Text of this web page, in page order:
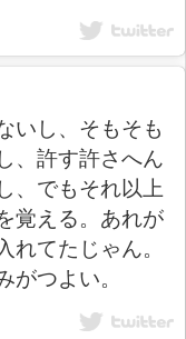
いし、そもそも
、許す許さへん
、でもそれ以上
覚える。あれが
てたじゃん。
つよい。